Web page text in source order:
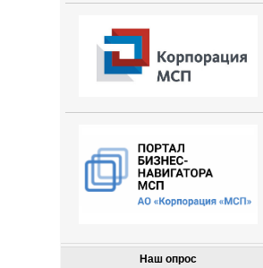
Наш опрос